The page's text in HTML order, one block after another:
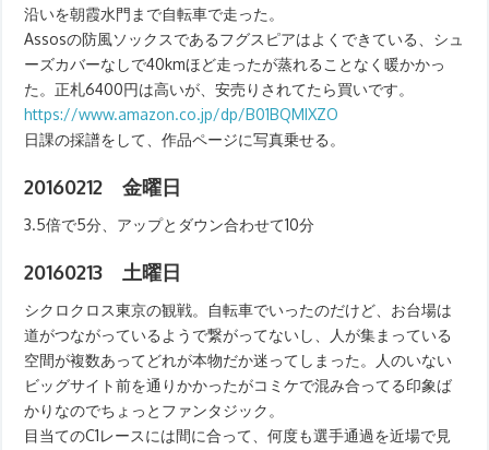
沿いを朝霞水門まで自転車で走った。
Assosの防風ソックスであるフグスピアはよくできている、シュ
ーズカバーなしで40kmほど走ったが蒸れることなく暖かかっ
た。正札6400円は高いが、安売りされてたら買いです。
https://www.amazon.co.jp/dp/B01BQMIXZO
日課の採譜をして、作品ページに写真乗せる。
20160212 金曜日
3.5倍で5分、アップとダウン合わせて10分
20160213 土曜日
シクロクロス東京の観戦。自転車でいったのだけど、お台場は
道がつながっているようで繋がってないし、人が集まっている
空間が複数あってどれが本物だか迷ってしまった。人のいない
ビッグサイト前を通りかかったがコミケで混み合ってる印象ば
かりなのでちょっとファンタジック。
目当てのC1レースには間に合って、何度も選手通過を近場で見